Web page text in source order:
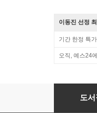
이동진 선정
기간 한정 특
오직, 예스24
도둑의 도시
도